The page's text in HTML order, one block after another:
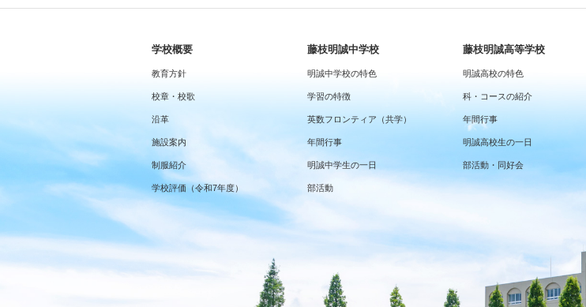
学校概要
教育方針
校章・校歌
沿革
施設案内
制服紹介
学校評価（令和7年度）
藤枝明誠中学校
明誠中学校の特色
学習の特徴
英数フロンティア（共学）
年間行事
明誠中学生の一日
部活動
藤枝明誠高等学校
明誠高校の特色
科・コースの紹介
年間行事
明誠高校生の一日
部活動・同好会